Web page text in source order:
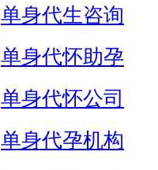
单身代生咨询
单身代怀助孕
单身代怀公司
单身代孕机构